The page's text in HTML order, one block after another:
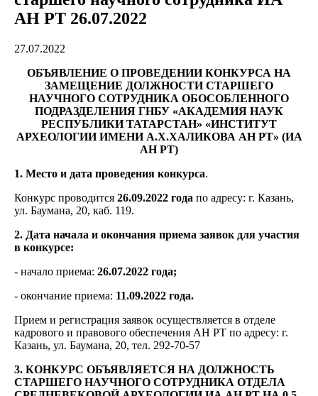
АН РТ 26.07.2022
27.07.2022
ОБЪЯВЛЕНИЕ О ПРОВЕДЕНИИ КОНКУРСА НА
ЗАМЕЩЕНИЕ ДОЛЖНОСТИ СТАРШЕГО
НАУЧНОГО СОТРУДНИКА ОБОСОБЛЕННОГО
ПОДРАЗДЕЛЕНИЯ ГНБУ «АКАДЕМИЯ НАУК
РЕСПУБЛИКИ ТАТАРСТАН» «ИНСТИТУТ
АРХЕОЛОГИИ ИМЕНИ А.Х.ХАЛИКОВА АН РТ» (ИА
АН РТ)
1. Место и дата проведения конкурса.
Конкурс проводится 26.09.2022 года по адресу: г. Казань,
ул. Баумана, 20, каб. 119.
2. Дата начала и окончания приема заявок для участия
в конкурсе:
- начало приема: 26.07.2022 года;
- окончание приема: 11.09.2022 года.
Прием и регистрация заявок осуществляется в отделе
кадрового и правового обеспечения АН РТ по адресу: г.
Казань, ул. Баумана, 20, тел. 292-70-57
3. КОНКУРС ОБЪЯВЛЯЕТСЯ НА ДОЛЖНОСТЬ
СТАРШЕГО НАУЧНОГО СОТРУДНИКА ОТДЕЛА